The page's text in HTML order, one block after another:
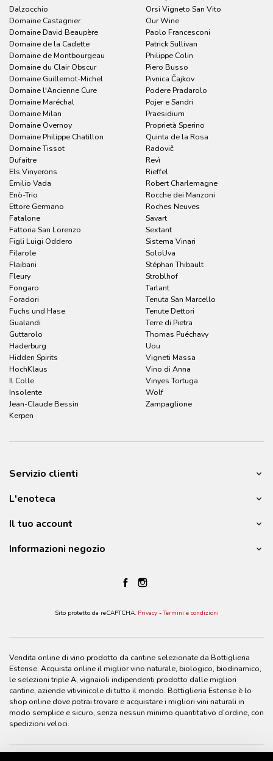
Dalzocchio
Domaine Castagnier
Domaine David Beaupère
Domaine de la Cadette
Domaine de Montbourgeau
Domaine du Clair Obscur
Domaine Guillemot-Michel
Domaine l'Ancienne Cure
Domaine Maréchal
Domaine Milan
Domaine Overnoy
Domaine Philippe Chatillon
Domaine Tissot
Dufaitre
Els Vinyerons
Emilio Vada
Enò-Trio
Ettore Germano
Fatalone
Fattoria San Lorenzo
Figli Luigi Oddero
Filarole
Flaibani
Fleury
Fongaro
Foradori
Fuchs und Hase
Gualandi
Guttarolo
Haderburg
Hidden Spirits
HochKlaus
Il Colle
Insolente
Jean-Claude Bessin
Kerpen
Orsi Vigneto San Vito
Our Wine
Paolo Francesconi
Patrick Sullivan
Philippe Colin
Piero Busso
Pivnica Čajkov
Podere Pradarolo
Pojer e Sandri
Praesidium
Proprietà Sperino
Quinta de la Rosa
Radovič
Revì
Rieffel
Robert Charlemagne
Rocche dei Manzoni
Roches Neuves
Savart
Sextant
Sistema Vinari
SoloUva
Stéphan Thibault
Stroblhof
Tarlant
Tenuta San Marcello
Tenute Dettori
Terre di Pietra
Thomas Puéchavy
Uou
Vigneti Massa
Vino di Anna
Vinyes Tortuga
Wolf
Zampaglione
Servizio clienti
L'enoteca
Il tuo account
Informazioni negozio
Sito protetto da reCAPTCHA. Privacy-Termini e condizioni
Vendita online di vino prodotto da cantine selezionate da Bottiglieria
Estense. Acquista online il miglior vino naturale, biologico, biodinamico,
le selezioni triple A, vignaioli indipendenti prodotto dalle migliori
cantine, aziende vitivinicole di tutto il mondo. Bottiglieria Estense è lo
shop online dove potrai trovare e acquistare i migliori vini naturali in
modo semplice e sicuro, senza nessun minimo quantitativo d’ordine, con
spedizioni veloci.